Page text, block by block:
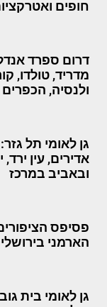
חופים
דרום ספרד
מדריד, טולדו,
ולנסיה,
גן לאומי תל
אדירים, עין
ובאביב במרכז
פסיפס
הארמני
גן לאומי בית